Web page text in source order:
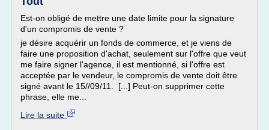
Est-on obligé de mettre une date limite pour la signature
d'un compromis de vente ?
je désire acquérir un fonds de commerce, et je viens de
faire une proposition d'achat, seulement sur l'offre que veut
me faire signer l'agence, il est mentionné, si l'offre est
acceptée par le vendeur, le compromis de vente doit être
signé avant le 15//09/11. [...] Peut-on supprimer cette
phrase, elle me...
Lire la suite